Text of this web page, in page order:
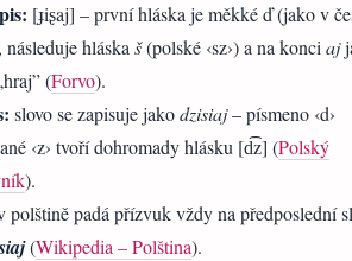
[ɟiʂaj] – první hláska je měkké ď (jako v
následuje hláska š(polské ‹sz›) a na konci aj
(Forvo).
slovo se zapisuje jakodzisiaj– písmeno ‹d›
‹z› tvoří dohromady hlásku [d͡z] (Polský
).
polštině padá přízvuk vždy na předposlední
siaj(Wikipedia – Polština).